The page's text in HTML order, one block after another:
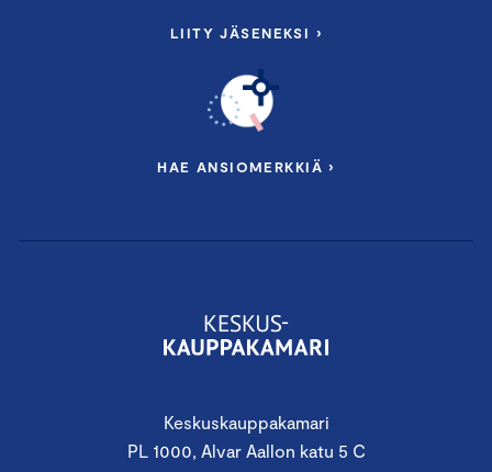
Keskuskauppakamari
PL 1000, Alvar Aallon katu 5 C
LIITY JÄSENEKSI ›
HAE ANSIOMERKKIÄ ›